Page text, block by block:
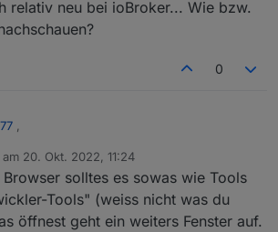
relativ neu bei ioBroker... Wie bzw.
0
noch relativ neu bei ioBroker... Wie bzw. wo
nachschauen?
20. Okt. 2022, 11:24
von
Browser solltes es sowas wie Tools
Tools" (weiss nicht was du
öffnest geht ein weiters Fenster auf.